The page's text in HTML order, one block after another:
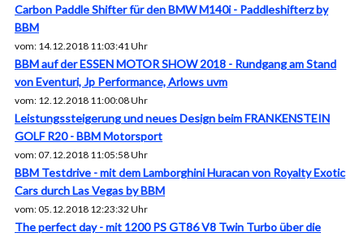
Carbon Paddle Shifter für den BMW M140i - Paddleshifterz by
BBM
vom: 14.12.2018 11:03:41 Uhr
BBM auf der ESSEN MOTOR SHOW 2018 - Rundgang am Stand
von Eventuri, Jp Performance, Arlows uvm
vom: 12.12.2018 11:00:08 Uhr
Leistungssteigerung und neues Design beim FRANKENSTEIN
GOLF R20 - BBM Motorsport
vom: 07.12.2018 11:05:58 Uhr
BBM Testdrive - mit dem Lamborghini Huracan von Royalty Exotic
Cars durch Las Vegas by BBM
vom: 05.12.2018 12:23:32 Uhr
The perfect day - mit 1200 PS GT86 V8 Twin Turbo über die